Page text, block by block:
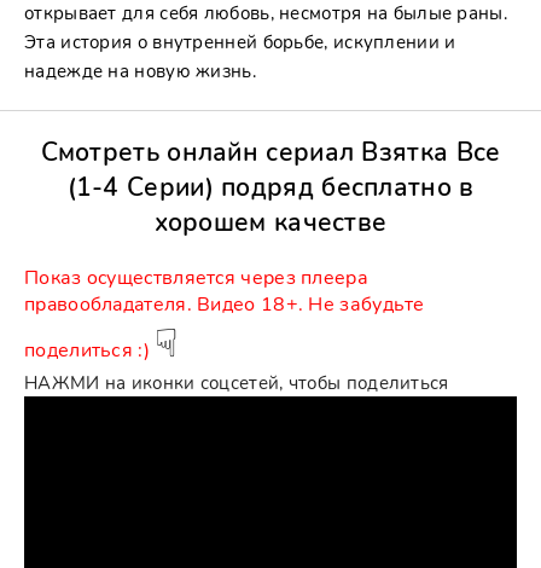
открывает для себя любовь, несмотря на былые раны.
Эта история о внутренней борьбе, искуплении и
надежде на новую жизнь.
Смотреть онлайн сериал Взятка Все
(1-4 Серии) подряд бесплатно в
хорошем качестве
Показ ocущecтвляeтcя чepeз плeepа
пpaвooблaдaтeля. Видео 18+. Не забудьте
поделиться :) ☟
НАЖМИ на иконки соцсетей, чтобы поделиться